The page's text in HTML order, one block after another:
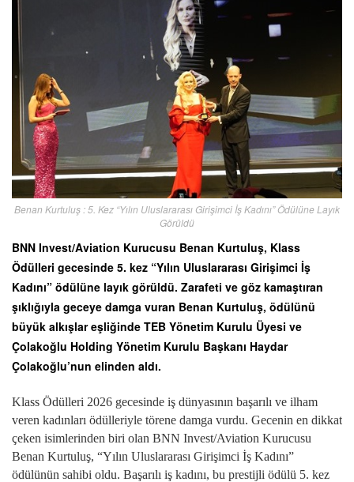
Benan Kurtuluş : 5. Kez “Yılın Uluslararası Girişimci İş Kadını” Ödülüne Layık
Görüldü
BNN Invest/Aviation Kurucusu Benan Kurtuluş, Klass
Ödülleri gecesinde 5. kez “Yılın Uluslararası Girişimci İş
Kadını” ödülüne layık görüldü. Zarafeti ve göz kamaştıran
şıklığıyla geceye damga vuran Benan Kurtuluş, ödülünü
büyük alkışlar eşliğinde TEB Yönetim Kurulu Üyesi ve
Çolakoğlu Holding Yönetim Kurulu Başkanı Haydar
Çolakoğlu’nun elinden aldı.
Klass Ödülleri 2026 gecesinde iş dünyasının başarılı ve ilham
veren kadınları ödülleriyle törene damga vurdu. Gecenin en dikkat
çeken isimlerinden biri olan BNN Invest/Aviation Kurucusu
Benan Kurtuluş, “Yılın Uluslararası Girişimci İş Kadını”
ödülünün sahibi oldu. Başarılı iş kadını, bu prestijli ödülü 5. kez